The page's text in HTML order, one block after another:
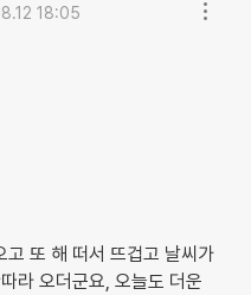
18:05
고 또 해 떠서 뜨겁고 날씨가
라 오더군요, 오늘도 더운